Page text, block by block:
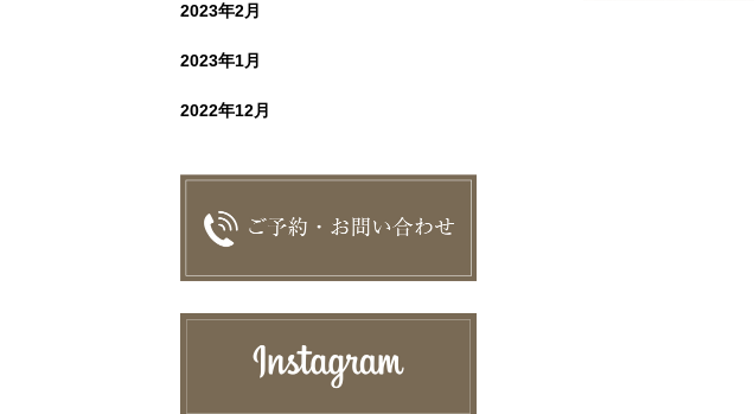
2023年2月
2023年1月
2022年12月